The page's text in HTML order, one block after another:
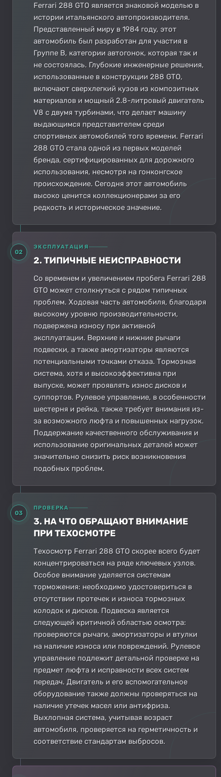
Ferrari 288 GTO является знаковой моделью в
истории итальянского автопроизводителя.
Представленный миру в 1984 году, этот
автомобиль был разработан для участия в
Группе B, категории автогонок, которая так и
не состоялась. Глубокие инженерные решения,
использованные в конструкции 288 GTO,
включают сверхлегкий кузов из композитных
материалов и мощный 2.8-литровый двигатель
V8 с двумя турбинами, что делает машину
выдающимся представителем среди
спортивных автомобилей того времени. Ferrari
288 GTO стала одной из первых моделей
бренда, сертифицированных для дорожного
использования, несмотря на гонконгское
происхождение. Сегодня этот автомобиль
высоко ценится коллекционерами за его
редкость и историческое значение.
02
ЭКСПЛУАТАЦИЯ
2. ТИПИЧНЫЕ НЕИСПРАВНОСТИ
Со временем и увеличением пробега Ferrari 288
GTO может столкнуться с рядом типичных
проблем. Ходовая часть автомобиля, благодаря
высокому уровню производительности,
подвержена износу при активной
эксплуатации. Верхние и нижние рычаги
подвески, а также амортизаторы являются
потенциальными точками отказа. Тормозная
система, хотя и высокоэффективна при
выпуске, может проявлять износ дисков и
суппортов. Рулевое управление, в особенности
шестерня и рейка, также требует внимания из-
за возможного люфта и повышенных нагрузок.
Поддержание качественного обслуживания и
использование оригинальных деталей может
значительно снизить риск возникновения
подобных проблем.
03
ПРОВЕРКА
3. НА ЧТО ОБРАЩАЮТ ВНИМАНИЕ
ПРИ ТЕХОСМОТРЕ
Техосмотр Ferrari 288 GTO скорее всего будет
концентрироваться на ряде ключевых узлов.
Особое внимание уделяется системам
торможения: необходимо удостовериться в
отсутствии протечек и износа тормозных
колодок и дисков. Подвеска является
следующей критичной областью осмотра:
проверяются рычаги, амортизаторы и втулки
на наличие износа или повреждений. Рулевое
управление подлежит детальной проверке на
предмет люфта и исправности всех систем
передач. Двигатель и его вспомогательное
оборудование также должны проверяться на
наличие утечек масел или антифриза.
Выхлопная система, учитывая возраст
автомобиля, проверяется на герметичность и
соответствие стандартам выбросов.